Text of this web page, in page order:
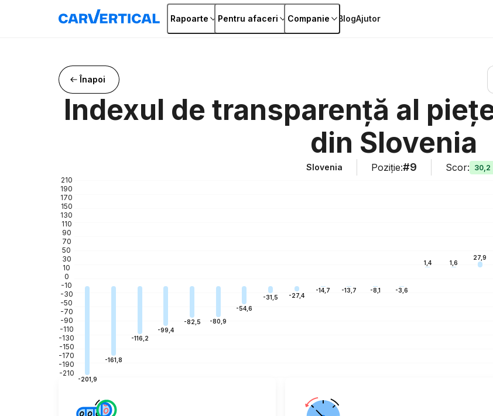
Rapoarte Pentru afaceri Companie BlogAjutor
Înapoi
Indexul de transparență al
din Slovenia
Slovenia Poziție:#9 Scor:
30,2
210
190
170
150
130
110
90
70
50
30
10
0
-10
-30
-50
-70
-90
-110
-130
-150
-170
-190
-210
-201,9
-161,8
-116,2
-99,4
-82,5 -80,9
-54,6
-31,5 -27,4
-14,7 -13,7 -8,1 -3,6
1,4 1,6
27,9